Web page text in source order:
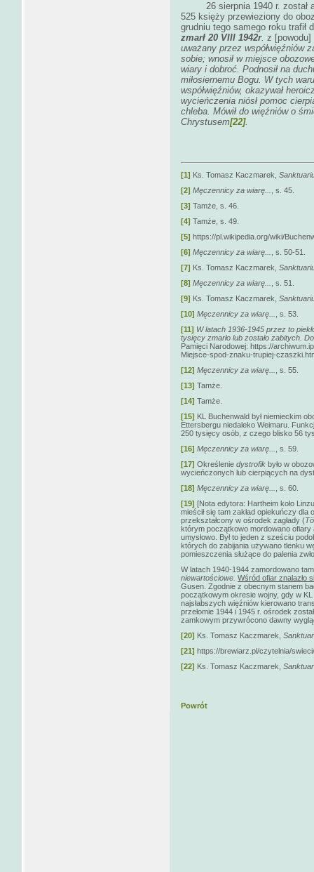
26 sierpnia 1940 r. został
525 księży przewieziony do
grudniu tego samego roku trafił
zmarł 20 VIII 1942r. z [powodu]
uważany przez współwięźniów
sobie; wnosił w miejsce
wiary i dobroć. Podnosił na
miłosiernemu Bogu. W tych
współwięźniów, okazywał
wycieńczenia niósł pomoc
chleba. Mówił do więźniów o
Chrystusem[22].
[1] Ks. Tomasz Kaczmarek,
[2] Męczennicy za wiarę...
, s. 45.
[3] Tamże, s. 46.
[4] Tamże, s. 49.
[5] https://pl.wikipedia.org/wiki/
[6] Męczennicy za wiarę...
, s. 50-51.
[7] Ks. Tomasz Kaczmarek,
[8] Męczennicy za wiarę...
, s. 51.
[9] Ks. Tomasz Kaczmarek,
[10] Męczennicy za wiarę...
, s. 53.
[11] W latach 1936-1945 przez to
tysięcy zmarło lub zostało zabitych.
Pamięci Narodowej: https://
Miejsce-spod-znaku-trupiej-
[12] Męczennicy za wiarę...
, s. 55.
[13] Tamże.
[14] Tamże.
[15] KL Buchenwald był niemieckim
Ettersbergu niedaleko Weimaru.
250 tysięcy osób, z czego blisko 56
[16] Męczennicy za wiarę...
, s. 59.
[17] Określenie dystrofik było w
wycieńczonych lub cierpiących na
[18] Męczennicy za wiarę...
, s. 60.
[19] [Nota edytora: Hartheim koło
mieścił się tam zakład opiekuńczy
przekształcony w ośrodek zagłady (
którym początkowo mordowano
umysłowo. Był to jeden z sześciu
których do zabijania używano tlenku
pomieszczenia służące do palenia
W latach 1940-1944 zamordowano
niewartościowe. Wśród ofiar znalazło
Gusen. Zgodnie z obecnym stanem
początkowym okresie wojny, gdy w
najsłabszych więźniów kierowano
przełomie 1944 i 1945 r. ośrodek
zamkowym przywrócono dawny
[20] Ks. Tomasz Kaczmarek,
[21] https://brewiarz.pl/czytelnia/
[22] Ks. Tomasz Kaczmarek,
Powrót